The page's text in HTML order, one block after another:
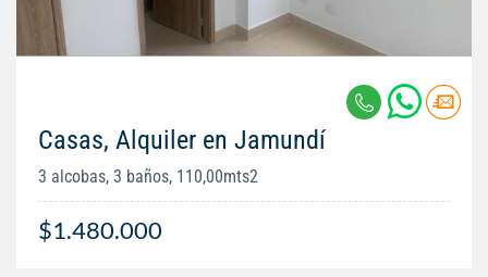
Casas, Alquiler en Jamundí
3 alcobas, 3 baños, 110,00mts2
$1.480.000